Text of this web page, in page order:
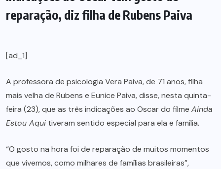
reparação, diz filha de Rubens Paiva
[ad_1]
A professora de psicologia Vera Paiva, de 71 anos, filha
mais velha de Rubens e Eunice Paiva, disse, nesta quinta-
feira (23), que as três indicações ao Oscar do filme Ainda
Estou Aqui tiveram sentido especial para ela e família.
“O gosto na hora foi de reparação de muitos momentos
que vivemos, como milhares de famílias brasileiras”,